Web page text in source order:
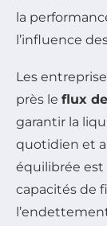
la
l’influence
Les
près le flux
garantir la
quotidien et
équilibrée
capacités de